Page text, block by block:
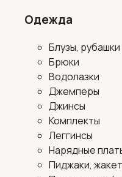
Одежда
Блузы, рубашки
Брюки
Водолазки
Джемперы
Джинсы
Комплекты
Леггинсы
Нарядные
Пиджаки,